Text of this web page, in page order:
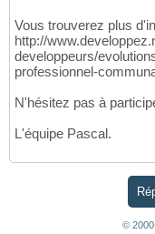
Vous trouverez plus
http://
developpeurs/
professionnel-
N'hésitez pas à
L'équipe Pascal.
©